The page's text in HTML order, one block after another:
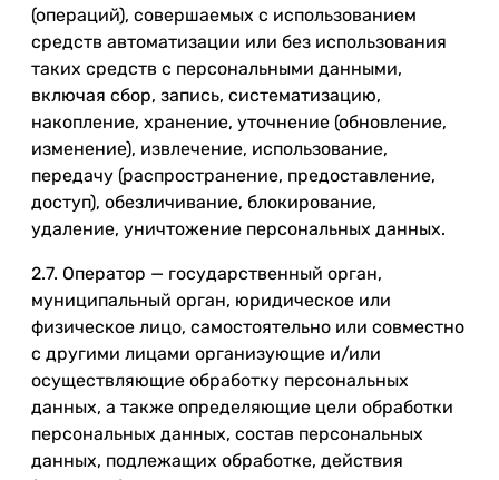
(операций), совершаемых с использованием
средств автоматизации или без использования
таких средств с персональными данными,
включая сбор, запись, систематизацию,
накопление, хранение, уточнение (обновление,
изменение), извлечение, использование,
передачу (распространение, предоставление,
доступ), обезличивание, блокирование,
удаление, уничтожение персональных данных.
2.7. Оператор — государственный орган,
муниципальный орган, юридическое или
физическое лицо, самостоятельно или совместно
с другими лицами организующие и/или
осуществляющие обработку персональных
данных, а также определяющие цели обработки
персональных данных, состав персональных
данных, подлежащих обработке, действия